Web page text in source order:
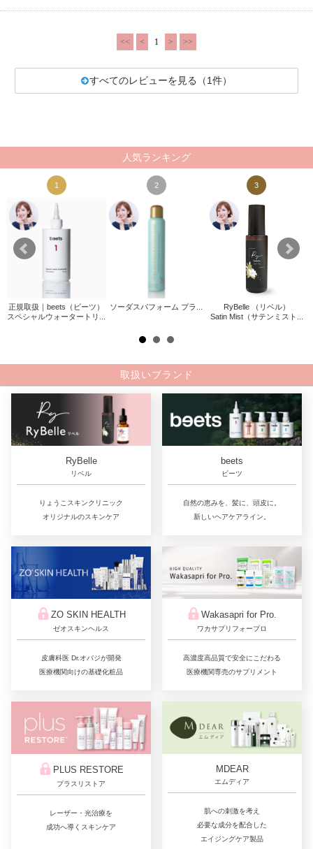
<< < 1 > >>
すべてのレビューを見る（1件）
人気ランキング
1
正規取扱｜beets（ビーツ）
スペシャルウォータートリ...
2
ソーダスパフォーム プラ...
3
RyBelle （リベル）
Satin Mist（サテンミスト...
取扱いブランド
RyBelle
リベル
りょうこスキンクリニック
オリジナルのスキンケア
beets
ビーツ
自然の恵みを、髪に、頭皮に。
新しいヘアケアライン。
ZO SKIN HEALTH
ゼオスキンヘルス
皮膚科医 Dr.オバジが開発
医療機関向けの基礎化粧品
Wakasapri for Pro.
ワカサプリフォープロ
高濃度高品質で安全にこだわる
医療機関専売のサプリメント
PLUS RESTORE
プラスリストア
レーザー・光治療を
成功へ導くスキンケア
MDEAR
エムディア
肌への刺激を考え
必要な成分を配合した
エイジングケア製品